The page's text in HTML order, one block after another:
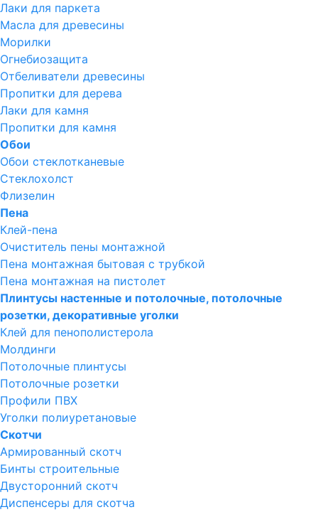
Лаки для паркета
Масла для древесины
Морилки
Огнебиозащита
Отбеливатели древесины
Пропитки для дерева
Лаки для камня
Пропитки для камня
Обои
Обои стеклотканевые
Стеклохолст
Флизелин
Пена
Клей-пена
Очиститель пены монтажной
Пена монтажная бытовая с трубкой
Пена монтажная на пистолет
Плинтусы настенные и потолочные, потолочные
розетки, декоративные уголки
Клей для пенополистерола
Молдинги
Потолочные плинтусы
Потолочные розетки
Профили ПВХ
Уголки полиуретановые
Скотчи
Армированный скотч
Бинты строительные
Двусторонний скотч
Диспенсеры для скотча